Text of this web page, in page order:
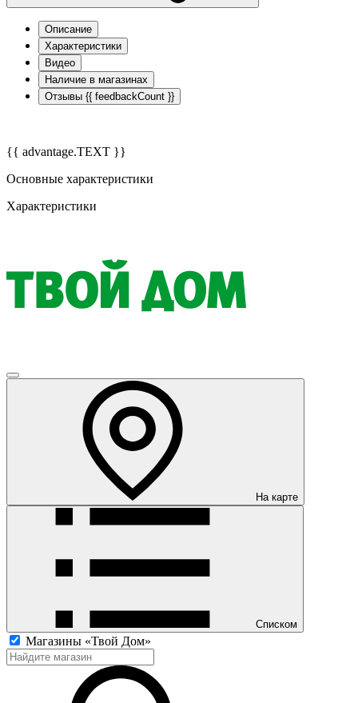
Описание
Характеристики
Видео
Наличие в магазинах
Отзывы {{ feedbackCount }}
{{ advantage.TEXT }}
Основные характеристики
Характеристики
На карте
Списком
Магазины «Твой Дом»